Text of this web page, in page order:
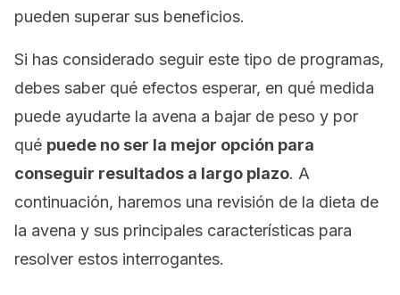
pueden superar sus beneficios.
Si has considerado seguir este tipo de programas,
debes saber qué efectos esperar, en qué medida
puede ayudarte la avena a bajar de peso y por
qué puede no ser la mejor opción para
conseguir resultados a largo plazo. A
continuación, haremos una revisión de la dieta de
la avena y sus principales características para
resolver estos interrogantes.